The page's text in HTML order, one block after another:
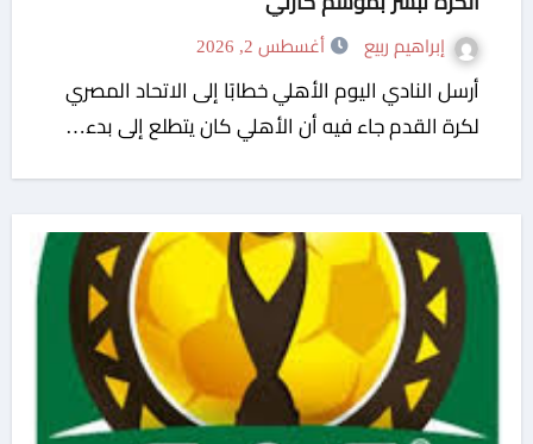
إبراهيم ربيع أغسطس 2, 2026
أرسل النادي اليوم الأهلي خطابًا إلى الاتحاد المصري
لكرة القدم جاء فيه أن الأهلي كان يتطلع إلى ‏بدء…